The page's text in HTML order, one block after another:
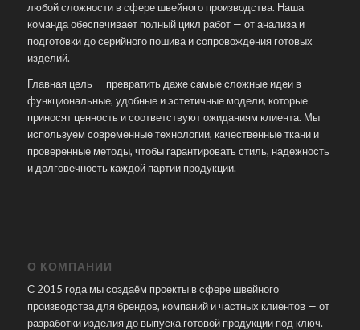
любой сложности в сфере швейного производства. Наша
команда обеспечивает полный цикл работ — от анализа и
подготовки до серийного пошива и сопровождения готовых
изделий.
Главная цель — превратить даже самые сложные идеи в
функциональные, удобные и эстетичные модели, которые
приносят ценность и соответствуют ожиданиям клиента. Мы
используем современные технологии, качественные ткани и
проверенные методы, чтобы гарантировать стиль, надежность
и долговечность каждой партии продукции.
О КОМПАНИИ
С 2015 года мы создаём проекты в сфере швейного
производства для брендов, компаний и частных клиентов — от
разработки изделия до выпуска готовой продукции под ключ.